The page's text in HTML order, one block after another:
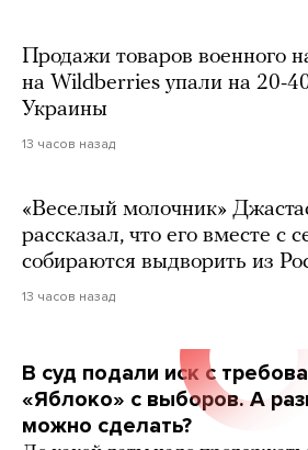
Продажи товаров военного
на Wildberries упали на 20-
Украины
13 часов назад
«Веселый молочник»
рассказал, что его вместе с
собираются выдворить из
13 часов назад
В суд подали иск с
«Яблоко» с выборов. А
можно сделать?